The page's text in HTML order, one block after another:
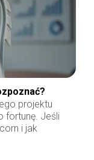
projektu
fortunę. Jeśli
i jak